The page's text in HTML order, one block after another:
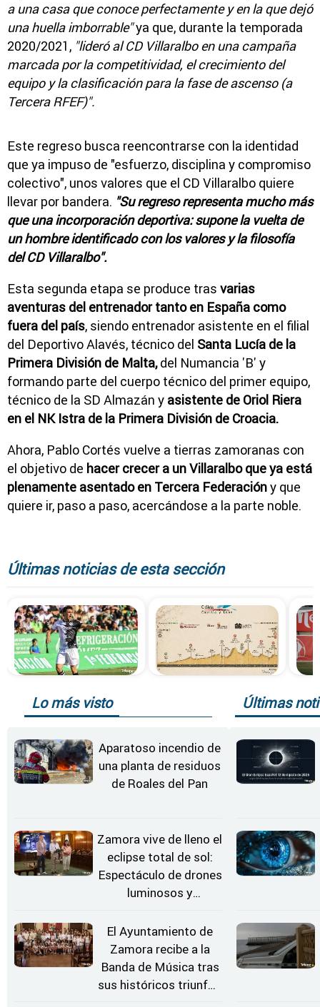
a una casa que conoce perfectamente y en la que dejó
una huella imborrable"ya que, durante la temporada
2020/2021, "lideró al CD Villaralbo en una campaña
marcada por la competitividad, el crecimiento del
equipo y la clasificación para la fase de ascenso (a
Tercera RFEF)".
Este regreso busca reencontrarse con la identidad
que ya impuso de "esfuerzo, disciplina y compromiso
colectivo", unos valores que el CD Villaralbo quiere
llevar por bandera. "Su regreso representa mucho más
que una incorporación deportiva: supone la vuelta de
un hombre identificado con los valores y la filosofía
del CD Villaralbo".
Esta segunda etapa se produce tras varias
aventuras del entrenador tanto en España como
fuera del país, siendo entrenador asistente en el filial
del Deportivo Alavés, técnico del Santa Lucía de la
Primera División de Malta,del Numancia 'B' y
formando parte del cuerpo técnico del primer equipo,
técnico de la SD Almazán y asistente de Oriol Riera
en el NK Istra de la Primera División de Croacia.
Ahora, Pablo Cortés vuelve a tierras zamoranas con
el objetivo de hacer crecer a un Villaralbo que ya está
plenamente asentado en Tercera Federacióny que
quiere ir, paso a paso, acercándose a la parte noble.
Últimas noticias de esta sección
Lo más visto
Aparatoso incendio de
una planta de residuos
de Roales del Pan
Zamora vive de lleno el
eclipse total de sol:
Espectáculo de drones
luminosos y
Estrellas
El Ayuntamiento de
Zamora recibe a la
Banda de Música tras
sus históricos triunfos
Últimas